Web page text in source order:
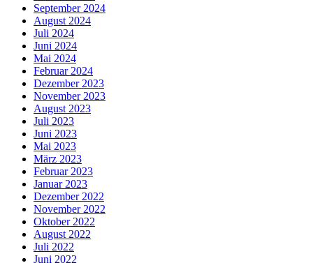
September 2024
August 2024
Juli 2024
Juni 2024
Mai 2024
Februar 2024
Dezember 2023
November 2023
August 2023
Juli 2023
Juni 2023
Mai 2023
März 2023
Februar 2023
Januar 2023
Dezember 2022
November 2022
Oktober 2022
August 2022
Juli 2022
Juni 2022